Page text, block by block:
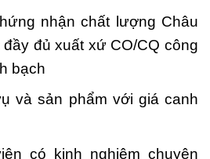
nhận chất lượng Châu
đủ xuất xứ CO/CQ công
bạch
và sản phẩm với giá canh
có kinh nghiệm chuyên